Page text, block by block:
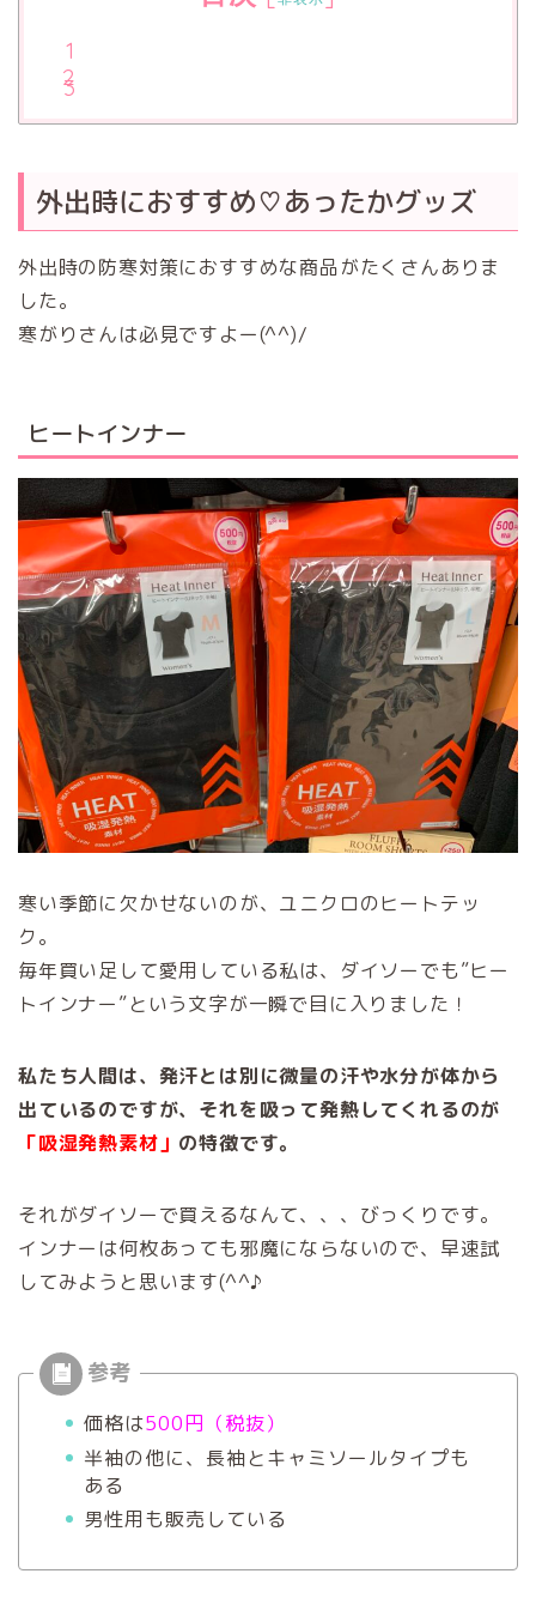
外出時におすすめ♡あったかグッズ
外出時の防寒対策におすすめな商品がたくさんありま
した。
寒がりさんは必見ですよー(^^)/
ヒートインナー
寒い季節に欠かせないのが、ユニクロのヒートテッ
ク。
毎年買い足して愛用している私は、ダイソーでも”ヒー
トインナー”という文字が一瞬で目に入りました！
私たち人間は、発汗とは別に微量の汗や水分が体から
出ているのですが、それを吸って発熱してくれるのが
「吸湿発熱素材」 の特徴です。
それがダイソーで買えるなんて、、、びっくりです。
インナーは何枚あっても邪魔にならないので、早速試
してみようと思います(^^♪
価格は500円（税抜）
半袖の他に、長袖とキャミソールタイプも
ある
男性用も販売している